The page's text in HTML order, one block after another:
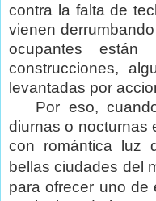
contra la falta de
vienen
ocupantes
construcciones,
levantadas por
Por eso,
diurnas o nocturnas
con romántica luz
bellas ciudades del
para ofrecer uno de